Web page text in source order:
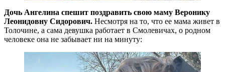
Дочь Ангелина спешит поздравить свою маму Веронику
Леонидовну Сидорович. Несмотря на то, что ее мама живет в
Толочине, а сама девушка работает в Смолевичах, о родном
человеке она не забывает ни на минуту: